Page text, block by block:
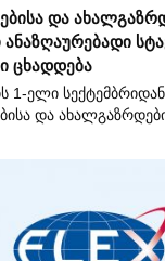
და
ანაზღაურებადი
ცხადდება
1-ელი
და